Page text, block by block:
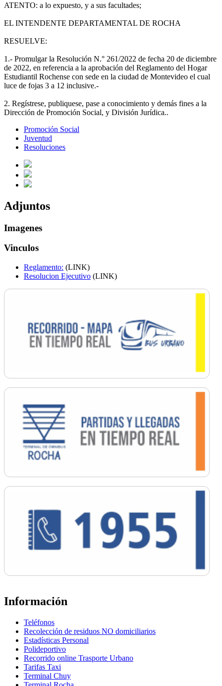
ATENTO: a lo expuesto, y a sus facultades;
EL INTENDENTE DEPARTAMENTAL DE ROCHA
RESUELVE:
1.- Promulgar la Resolución N.° 261/2022 de fecha 20 de diciembre
de 2022, en referencia a la aprobación del Reglamento del Hogar
Estudiantil Rochense con sede en la ciudad de Montevideo el cual
luce de fojas 3 a 12 inclusive.-
2. Regístrese, publiquese, pase a conocimiento y demás fines a la
Dirección de Promoción Social, y División Jurídica..
Promoción Social
Juventud
Resoluciones
Adjuntos
Imagenes
Vinculos
Reglamento: (LINK)
Resolucion Ejecutivo (LINK)
Información
Teléfonos
Recolección de residuos NO domiciliarios
Estadísticas Personal
Polideportivo
Recorrido online Trasporte Urbano
Tarifas Taxi
Terminal Chuy